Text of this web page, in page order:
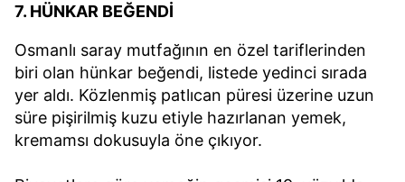
7. HÜNKAR BEĞENDİ
Osmanlı saray mutfağının en özel tariflerinden
biri olan hünkar beğendi, listede yedinci sırada
yer aldı. Közlenmiş patlıcan püresi üzerine uzun
süre pişirilmiş kuzu etiyle hazırlanan yemek,
kremamsı dokusuyla öne çıkıyor.